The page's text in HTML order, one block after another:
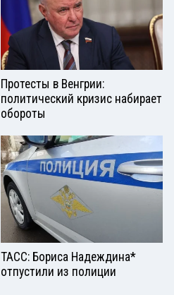
Протесты в Венгрии:
политический кризис набирает
обороты
ТАСС: Бориса Надеждина*
отпустили из полиции